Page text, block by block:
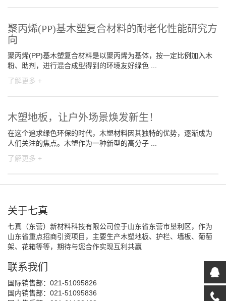
聚丙烯(PP)基木塑复合材料的耐老化性能研究方
向
聚丙烯(PP)基木塑复合材料是以聚丙烯为基体，按一定比例加入木
粉、助剂，进行混合成型得到的环境友好绿色 ...
了解更多 +
木塑地板，让户外场景焕发新生！
在这个追求绿色环保的时代，木塑材料因其独特的优势，逐渐成为
人们关注的焦点。木塑作为一种新型的高分子 ...
了解更多 +
关于七真
七真（东营）新材料科技有限公司位于山东省东营市垦利区，作为
山东省重点招商引资项目，主要生产木塑地板、护栏、墙板、葡萄
架、花箱等等，期待与您合作实现互利共赢
联系我们
国际销售部：021-51095826
国内销售部：021-51095836